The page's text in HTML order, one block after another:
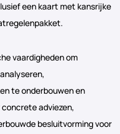
een kaart met kansrijke
vaardigheden om
te onderbouwen en
adviezen,
besluitvorming voor